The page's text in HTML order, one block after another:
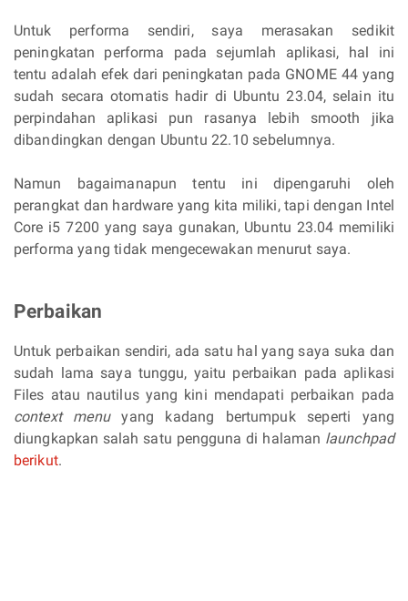
Untuk performa sendiri, saya merasakan sedikit
peningkatan performa pada sejumlah aplikasi, hal ini
tentu adalah efek dari peningkatan pada GNOME 44 yang
sudah secara otomatis hadir di Ubuntu 23.04, selain itu
perpindahan aplikasi pun rasanya lebih smooth jika
dibandingkan dengan Ubuntu 22.10 sebelumnya.
Namun bagaimanapun tentu ini dipengaruhi oleh
perangkat dan hardware yang kita miliki, tapi dengan Intel
Core i5 7200 yang saya gunakan, Ubuntu 23.04 memiliki
performa yang tidak mengecewakan menurut saya.
Perbaikan
Untuk perbaikan sendiri, ada satu hal yang saya suka dan
sudah lama saya tunggu, yaitu perbaikan pada aplikasi
Files atau nautilus yang kini mendapati perbaikan pada
context menuyang kadang bertumpuk seperti yang
diungkapkan salah satu pengguna di halaman launchpad
berikut.